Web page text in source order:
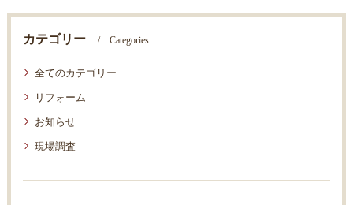
カテゴリー Categories
全てのカテゴリー
リフォーム
お知らせ
現場調査